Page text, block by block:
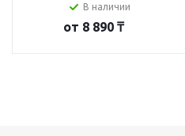
В наличии
от 8 890 ₸